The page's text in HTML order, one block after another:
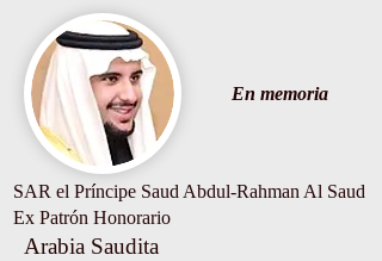
En memoria
SAR el Príncipe Saud Abdul-Rahman Al Saud
Ex Patrón Honorario
Arabia Saudita